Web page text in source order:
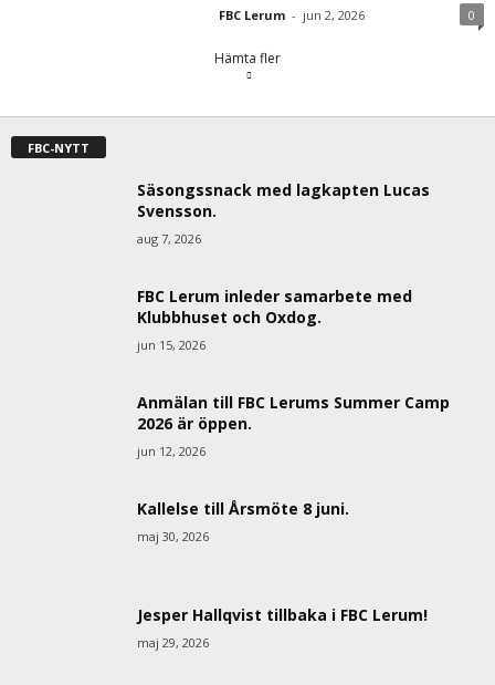
FBC Lerum - jun 2, 2026 0
Hämta fler
FBC-NYTT
Säsongssnack med lagkapten Lucas
Svensson.
aug 7, 2026
FBC Lerum inleder samarbete med
Klubbhuset och Oxdog.
jun 15, 2026
Anmälan till FBC Lerums Summer Camp
2026 är öppen.
jun 12, 2026
Kallelse till Årsmöte 8 juni.
maj 30, 2026
Jesper Hallqvist tillbaka i FBC Lerum!
maj 29, 2026